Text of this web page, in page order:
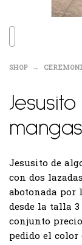
SHOP
mangas
Jesusito de
con dos
abotonada por
desde la talla
conjunto
pedido el color